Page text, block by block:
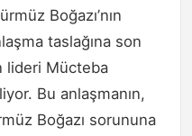
Boğazı’nın
taslağına son
lideri Mücteba
Bu anlaşmanın,
Boğazı sorununa